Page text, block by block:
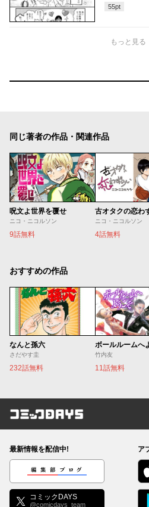
55pt
もっと見る
同じ著者の作品・関連作品
呪文よ世界を覆せ
ニコ・ニコルソン
9話無料
古オタクの恋わ
ニコ・ニコルソン
4話無料
おすすめの作品
なんと孫六
さだやす圭
232話無料
ボールルームへ
竹内友
11話無料
コミックDAYS
最新情報を配信中!
編集部ブログ
コミックDAYS
@comicdays_team
ア